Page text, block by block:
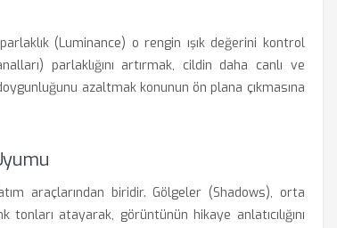
(Luminance) o rengin ışık değerini kontrol
parlaklığını artırmak, cildin daha canlı ve
azaltmak konunun ön plana çıkmasına
araçlarından biridir. Gölgeler (Shadows), orta
atayarak, görüntünün hikaye anlatıcılığını